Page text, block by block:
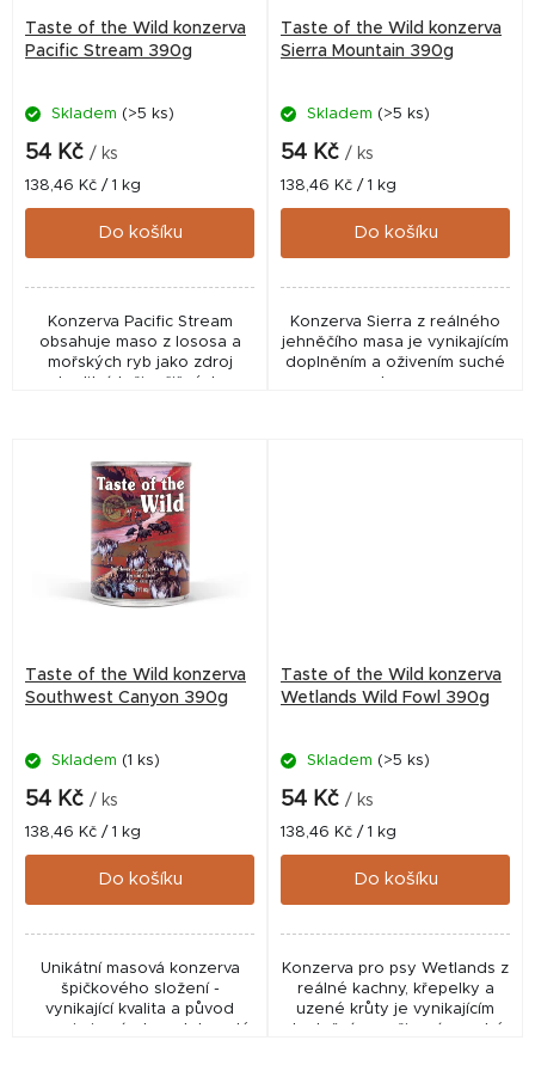
o
Taste of the Wild konzerva
Pacific Stream 390g
Skladem (>5 ks)
54 Kč / ks
Měrná
cena:
138,46 Kč / 1 kg
Do košíku
Konzerva Pacific Stream
obsahuje maso z lososa a
mořských ryb jako zdroj
kvalitních živočišných
Taste of the Wild konzerva
Sierra Mountain 390g
Skladem (>5 ks)
54 Kč / ks
Měrná
cena:
138,46 Kč / 1 kg
Do košíku
Konzerva Sierra z reálného
jehněčího masa je vynikajícím
doplněním a oživením suché
stravy.
Taste of the Wild konzerva
Southwest Canyon 390g
Skladem (1 ks)
54 Kč / ks
Měrná
cena:
138,46 Kč / 1 kg
Do košíku
Unikátní masová konzerva
špičkového složení -
vynikající kvalita a původ
Taste of the Wild konzerva
Wetlands Wild Fowl 390g
Skladem (>5 ks)
54 Kč / ks
Měrná
cena:
138,46 Kč / 1 kg
Do košíku
Konzerva pro psy Wetlands z
reálné kachny, křepelky a
uzené krůty je vynikajícím